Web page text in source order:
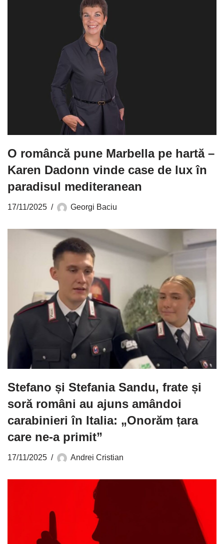
O româncă pune Marbella pe hartă –
Karen Dadonn vinde case de lux în
paradisul mediteranean
17/11/2025 Georgi Baciu
Stefano și Stefania Sandu, frate și
soră români au ajuns amândoi
carabinieri în Italia: „Onorăm țara
care ne-a primit”
17/11/2025 Andrei Cristian